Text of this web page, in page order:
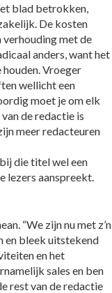
blad betrokken,
De kosten
met de
anders, want het
Vroeger
wellicht een
moet je om elk
de redactie is
meer redacteuren
die titel wel een
lezers aanspreekt.
“We zijn nu met z’n
en bleek uitstekend
en het
sales en ben
rest van de redactie